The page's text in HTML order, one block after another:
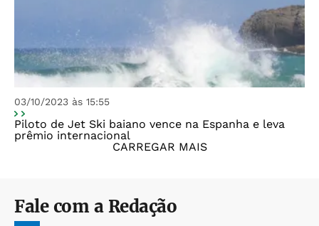
03/10/2023 às 15:55
Piloto de Jet Ski baiano vence na Espanha e leva
prêmio internacional
CARREGAR MAIS
Fale com a Redação